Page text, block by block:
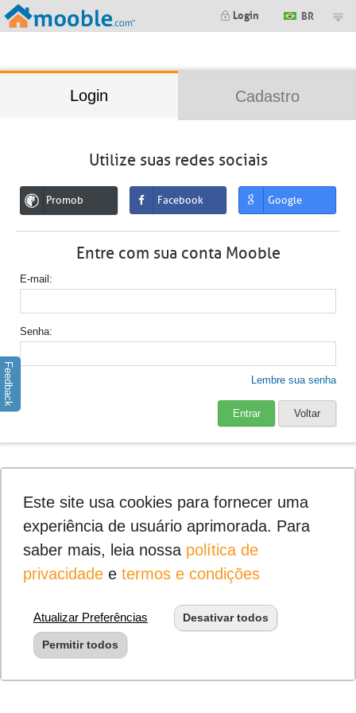
Login BR
Login Cadastro
Utilize suas redes sociais
Promob Facebook Google
Entre com sua conta Mooble
E-mail
Senha
Lembre sua senha
Entrar Voltar
Feedback
Este site usa cookies para fornecer uma
experiência de usuário aprimorada. Para
saber mais, leia nossa política de
privacidadee termos e condições
Atualizar Preferências Desativar todos
Permitir todos